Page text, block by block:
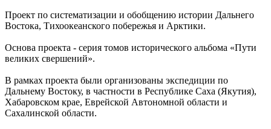
Проект по систематизации и обобщению истории Дальнего
Востока, Тихоокеанского побережья и Арктики.
Основа проекта - серия томов исторического альбома «Пути
великих свершений».
В рамках проекта были организованы экспедиции по
Дальнему Востоку, в частности в Республике Саха (Якутия),
Хабаровском крае, Еврейской Автономной области и
Сахалинской области.